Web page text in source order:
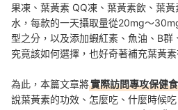
果凍、葉黃素 QQ凍、葉黃素飲、葉
水，每款的一天攝取量從20mg～
型之分，以及添加蝦紅素、魚油、B
究竟該如何選擇，也好奇著補充葉黃素
為此，本篇文章將實際訪問專攻保健
說葉黃素的功效、怎麼吃、什麼時候